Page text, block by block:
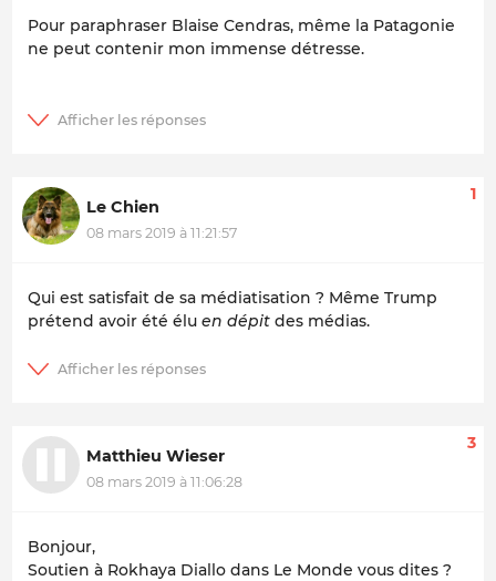
Pour paraphraser Blaise Cendras, même la Patagonie
ne peut contenir mon immense détresse.
Le Chien
08 mars 2019 à 11:21:57
1
Qui est satisfait de sa médiatisation ? Même Trump
prétend avoir été élu en dépit des médias.
Matthieu Wieser
08 mars 2019 à 11:06:28
3
Bonjour,
Soutien à Rokhaya Diallo dans Le Monde vous dites ?